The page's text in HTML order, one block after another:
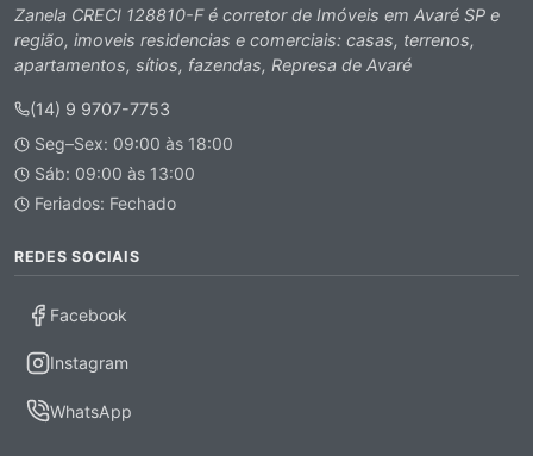
Zanela CRECI 128810-F é corretor de Imóveis em Avaré SP e
região, imoveis residencias e comerciais: casas, terrenos,
apartamentos, sítios, fazendas, Represa de Avaré
(14) 9 9707-7753
Seg–Sex: 09:00 às 18:00
Sáb: 09:00 às 13:00
Feriados: Fechado
REDES SOCIAIS
Facebook
Instagram
WhatsApp